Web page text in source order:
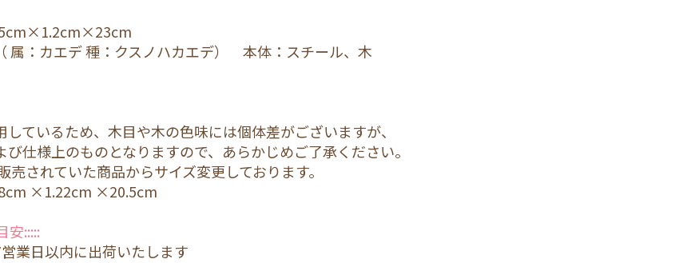
属：カエデ 種：クスノハカエデ） 本体：スチール、木
ているため、木目や木の色味には個体差がございますが、
び仕様上のものとなりますので、あらかじめご了承ください。
されていた商品からサイズ変更しております。
×1.22cm ×20.5cm
安:::::
業日以内に出荷いたします